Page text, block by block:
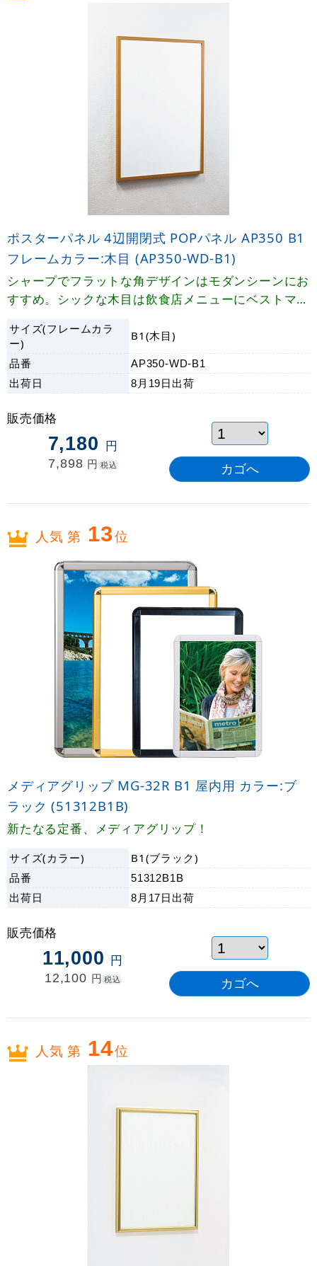
ポスターパネル 4辺開閉式 POPパネル AP350 B1
フレームカラー:木目 (AP350-WD-B1)
シャープでフラットな角デザインはモダンシーンにお
すすめ。シックな木目は飲食店メニューにベストマッ
サイズ(フレームカラ
ー)
B1(木目)
品番
AP350-WD-B1
出荷日 8月19日 出荷
販売価格
7,180 円
7,898 円 税込
人気 第 13位
メディアグリップ MG-32R B1 屋内用 カラー:ブ
ラック (51312B1B)
新たなる定番、メディアグリップ！
サイズ(カラー)
B1(ブラック)
品番
51312B1B
出荷日 8月17日 出荷
販売価格
11,000 円
12,100 円 税込
人気 第 14位